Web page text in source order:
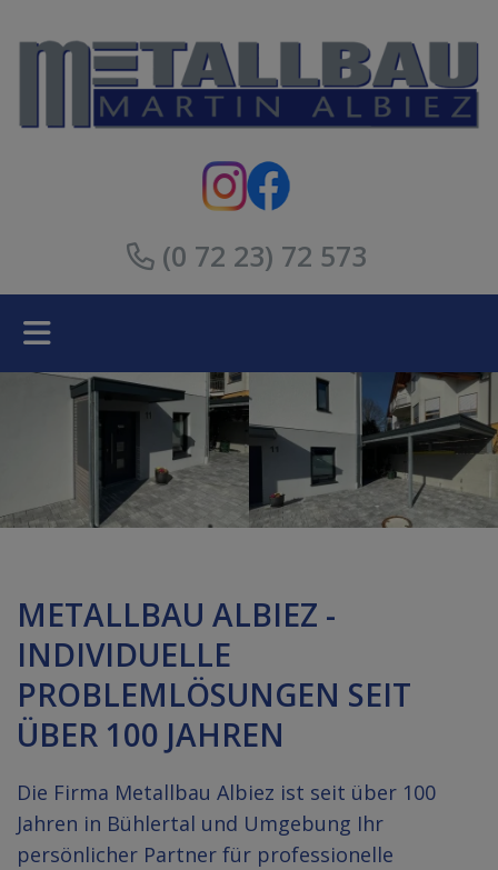
(0 72 23) 72 573
METALLBAU ALBIEZ -
INDIVIDUELLE
PROBLEMLÖSUNGEN SEIT
ÜBER 100 JAHREN
Die Firma Metallbau Albiez ist seit über 100
Jahren in Bühlertal und Umgebung Ihr
persönlicher Partner für professionelle